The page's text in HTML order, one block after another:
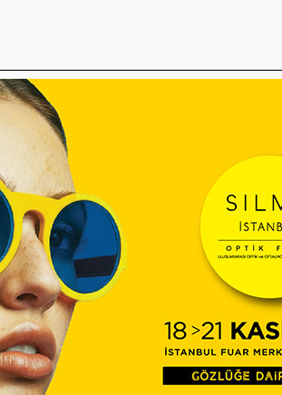
Serkan YAKAN
Başkan Yardımcısı
Gülşah Hanım
Sekreter